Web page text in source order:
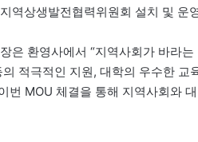
역상생발전협력위원회 설치 및
은 환영사에서 “지역사회가 바라
적극적인 지원, 대학의 우수한
번 MOU 체결을 통해 지역사회와